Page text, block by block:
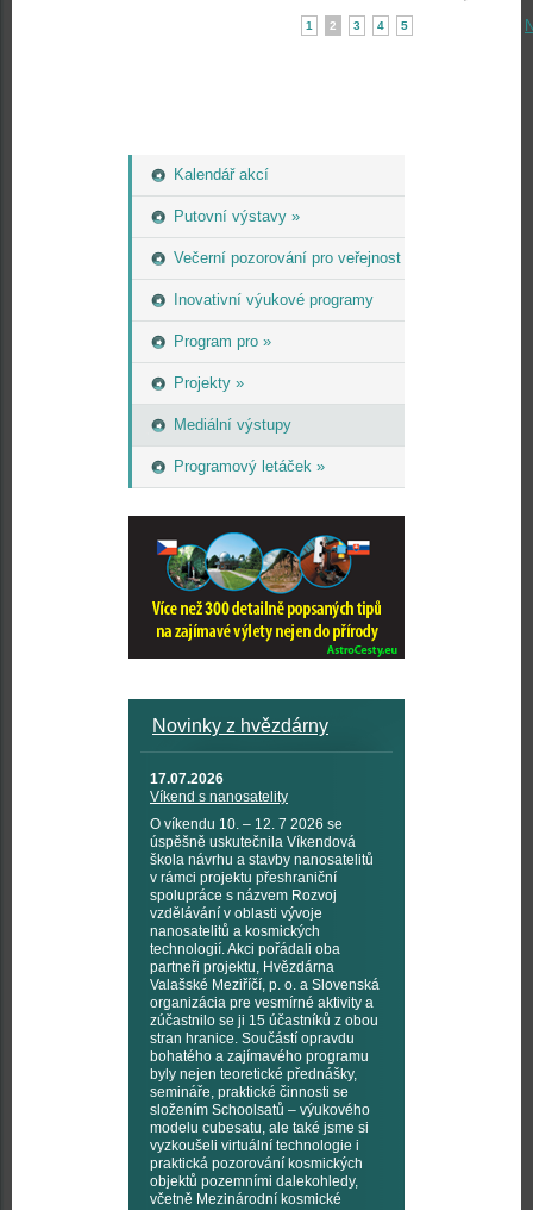
Kalendář akcí
Putovní výstavy »
Večerní pozorování pro veřejnost
Inovativní výukové programy
Program pro »
Projekty »
Mediální výstupy
Programový letáček »
Novinky z hvězdárny
17.07.2026
Víkend s nanosatelity
O víkendu 10. – 12. 7 2026 se
úspěšně uskutečnila Víkendová
škola návrhu a stavby nanosatelitů
v rámci projektu přeshraniční
spolupráce s názvem Rozvoj
vzdělávání v oblasti vývoje
nanosatelitů a kosmických
technologií. Akci pořádali oba
partneři projektu, Hvězdárna
Valašské Meziříčí, p. o. a Slovenská
organizácia pre vesmírné aktivity a
zúčastnilo se ji 15 účastníků z obou
stran hranice. Součástí opravdu
bohatého a zajímavého programu
byly nejen teoretické přednášky,
semináře, praktické činnosti se
složením Schoolsatů – výukového
modelu cubesatu, ale také jsme si
vyzkoušeli virtuální technologie i
praktická pozorování kosmických
objektů pozemními dalekohledy,
včetně Mezinárodní kosmické
1 2 3 4 5